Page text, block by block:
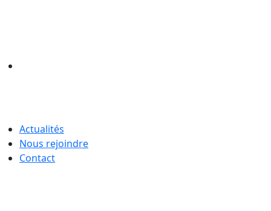
Actualités
Nous rejoindre
Contact